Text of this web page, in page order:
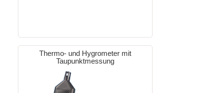
Thermo- und Hygrometer mit
Taupunktmessung